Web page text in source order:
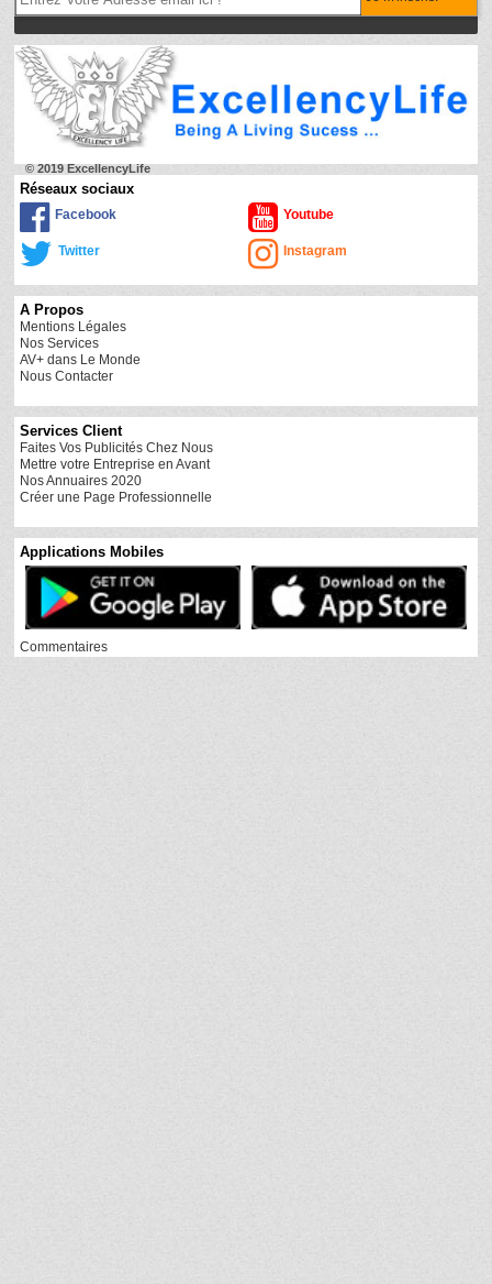
© 2019 ExcellencyLife
Réseaux sociaux
Facebook Youtube
Twitter Instagram
A Propos
Mentions Légales
Nos Services
AV+ dans Le Monde
Nous Contacter
Services Client
Faites Vos Publicités Chez Nous
Mettre votre Entreprise en Avant
Nos Annuaires 2020
Créer une Page Professionnelle
Applications Mobiles
Commentaires